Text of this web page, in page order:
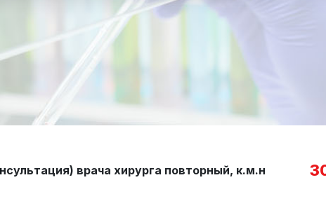
врача хирурга повторный, к.м.н